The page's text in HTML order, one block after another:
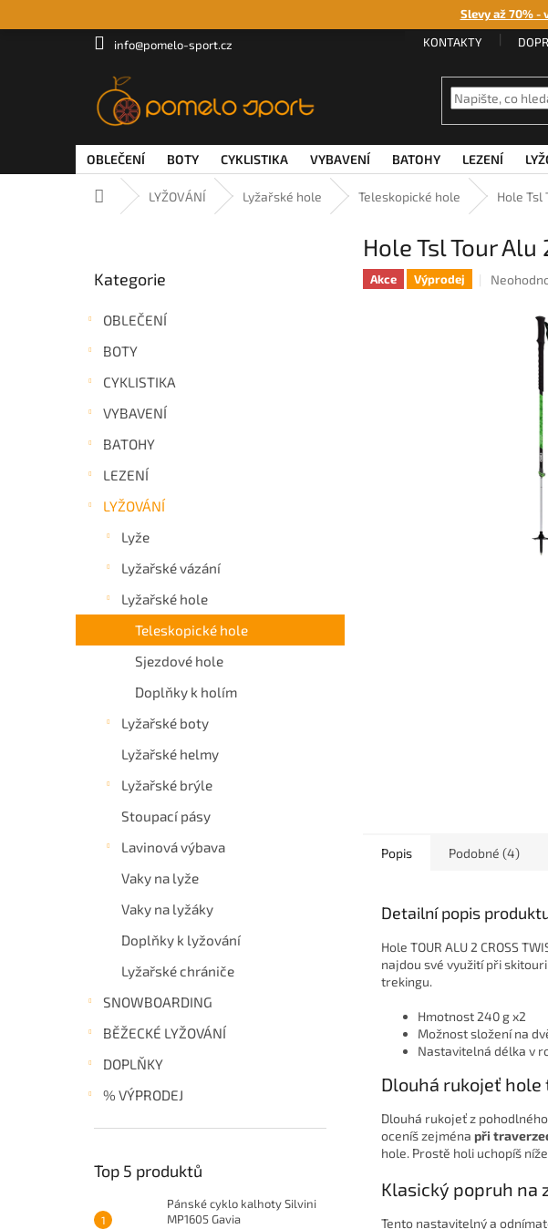
Slevy až 70% -
info@pomelo-sport.cz KONTAKTY
OBLEČENÍ BOTY CYKLISTIKA VYBAVENÍ BATOHY LEZENÍ
Domů LYŽOVÁNÍ Lyžařské hole Teleskopické hole Hole Tsl
kategorie
Kategorie
OBLEČENÍ
BOTY
CYKLISTIKA
VYBAVENÍ
BATOHY
LEZENÍ
LYŽOVÁNÍ
Lyže
Lyžařské vázání
Lyžařské hole
Teleskopické hole
Sjezdové hole
Doplňky k holím
Lyžařské boty
Lyžařské helmy
Lyžařské brýle
Stoupací pásy
Lavinová výbava
Vaky na lyže
Vaky na lyžáky
Doplňky k lyžování
Lyžařské chrániče
SNOWBOARDING
BĚŽECKÉ LYŽOVÁNÍ
DOPLŇKY
% VÝPRODEJ
Top 5 produktů
Pánské cyklo kalhoty Silvini
MP1605 Gavia
Hole Tsl Tour
Akce Výprodej
Průměrné
produktu
hvězdiček.
Popis Podobné (4)
Detailní popis
Hole TOUR ALU 2 CROSS
najdou své využití při
trekingu.
Hmotnost 240 g x2
Možnost složení na
Nastavitelná délka v
Dlouhá rukojeť hole
Dlouhá rukojeť z
oceníš zejména při
hole. Prostě holi uchopíš
Klasický popruh na
Tento nastavitelný a